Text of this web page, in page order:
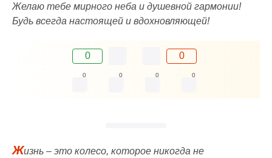
Желаю тебе мирного неба и душевной гармонии!
Будь всегда настоящей и вдохновляющей!
0 0
0 0 0 0
Жизнь – это колесо, которое никогда не